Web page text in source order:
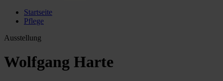
Startseite
Pflege
Ausstellung
Wolfgang Harte